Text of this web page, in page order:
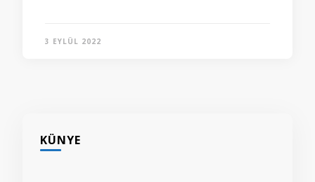
3 EYLÜL 2022
KÜNYE